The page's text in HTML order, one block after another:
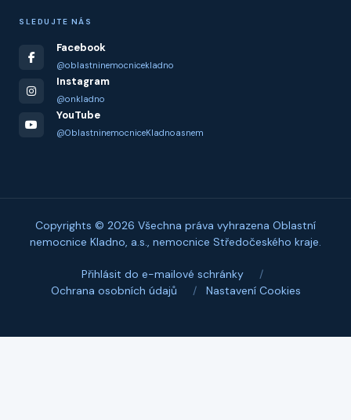
SLEDUJTE NÁS
Facebook
@oblastninemocnicekladno
Instagram
@onkladno
YouTube
@OblastninemocniceKladnoasnem
Copyrights © 2026 Všechna práva vyhrazena Oblastní
nemocnice Kladno, a.s., nemocnice Středočeského kraje.
Přihlásit do e-mailové schránky
/
Ochrana osobních údajů
/ Nastavení Cookies